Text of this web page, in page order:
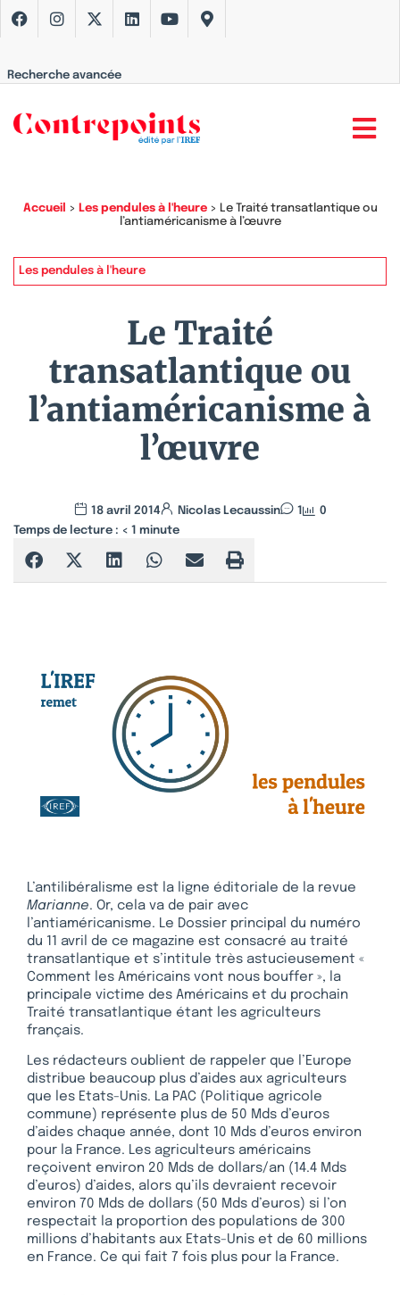
Recherche avancée
Accueil > Les pendules à l'heure> Le Traité transatlantique ou
l’antiaméricanisme à l’œuvre
Les pendules à l'heure
Le Traité
transatlantique ou
l’antiaméricanisme à
l’œuvre
18 avril 2014 Nicolas Lecaussin 1
0
Temps de lecture : < 1 minute
L’antilibéralisme est la ligne éditoriale de la revue
Marianne. Or, cela va de pair avec
l’antiaméricanisme. Le Dossier principal du numéro
du 11 avril de ce magazine est consacré au traité
transatlantique et s’intitule très astucieusement «
Comment les Américains vont nous bouffer », la
principale victime des Américains et du prochain
Traité transatlantique étant les agriculteurs
français.
Les rédacteurs oublient de rappeler que l’Europe
distribue beaucoup plus d’aides aux agriculteurs
que les Etats-Unis. La PAC (Politique agricole
commune) représente plus de 50 Mds d’euros
d’aides chaque année, dont 10 Mds d’euros environ
pour la France. Les agriculteurs américains
reçoivent environ 20 Mds de dollars/an (14.4 Mds
d’euros) d’aides, alors qu’ils devraient recevoir
environ 70 Mds de dollars (50 Mds d’euros) si l’on
respectait la proportion des populations de 300
millions d’habitants aux Etats-Unis et de 60 millions
en France. Ce qui fait 7 fois plus pour la France.